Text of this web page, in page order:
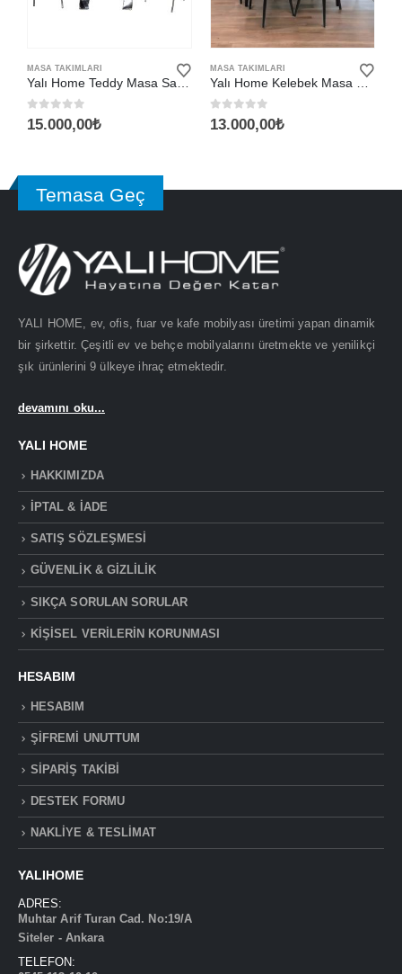
MASA TAKIMLARI
Yalı Home Teddy Masa Sandalye Takımı 2
0 5 üzerinden
15.000,00₺
MASA TAKIMLARI
Yalı Home Kelebek Masa Sandalye Takımı
05 üzerinden
13.000,00₺
Temasa Geç
YALI HOME, ev, ofis, fuar ve kafe mobilyası üretimi yapan dinamik
bir şirkettir. Çeşitli ev ve behçe mobilyalarını üretmekte ve yenilikçi
şık ürünlerini 9 ülkeye ihraç etmektedir.
devamını oku...
YALI HOME
HAKKIMIZDA
İPTAL & İADE
SATIŞ SÖZLEŞMESİ
GÜVENLİK & GİZLİLİK
SIKÇA SORULAN SORULAR
KİŞİSEL VERİLERİN KORUNMASI
HESABIM
HESABIM
ŞİFREMİ UNUTTUM
SİPARİŞ TAKİBİ
DESTEK FORMU
NAKLİYE & TESLİMAT
YALIHOME
ADRES:
Muhtar Arif Turan Cad. No:19/A
Siteler - Ankara
TELEFON: